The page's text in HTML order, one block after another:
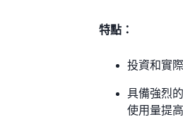
特點：
投資和實
具備強烈
使用量提